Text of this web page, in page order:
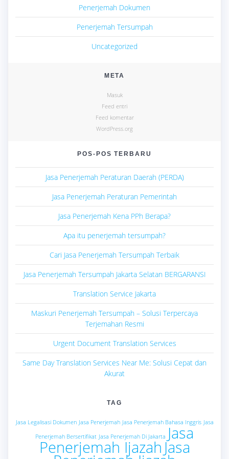
Penerjemah Dokumen
Penerjemah Tersumpah
Uncategorized
META
Masuk
Feed entri
Feed komentar
WordPress.org
POS-POS TERBARU
Jasa Penerjemah Peraturan Daerah (PERDA)
Jasa Penerjemah Peraturan Pemerintah
Jasa Penerjemah Kena PPh Berapa?
Apa itu penerjemah tersumpah?
Cari Jasa Penerjemah Tersumpah Terbaik
Jasa Penerjemah Tersumpah Jakarta Selatan BERGARANSI
Translation Service Jakarta
Maskuri Penerjemah Tersumpah – Solusi Terpercaya
Terjemahan Resmi
Urgent Document Translation Services
Same Day Translation Services Near Me: Solusi Cepat dan
Akurat
TAG
Jasa Legalisasi Dokumen Jasa Penerjemah Jasa Penerjemah Bahasa Inggris Jasa
Penerjemah Bersertifikat Jasa Penerjemah Di Jakarta Jasa
Penerjemah Ijazah Jasa